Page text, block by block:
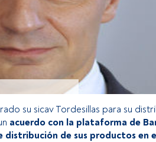
su sicav Tordesillas para su
acuerdo con la plataforma de
distribución de sus productos en